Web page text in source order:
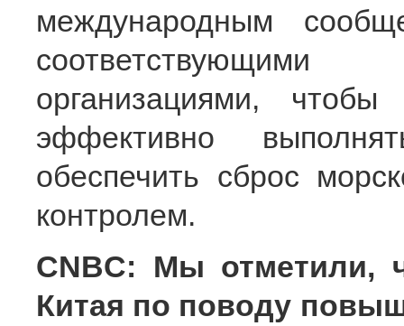
международным
организациями,
эффективно
обеспечить сброс
контролем.
CNBC: Мы отметили,
Китая по поводу